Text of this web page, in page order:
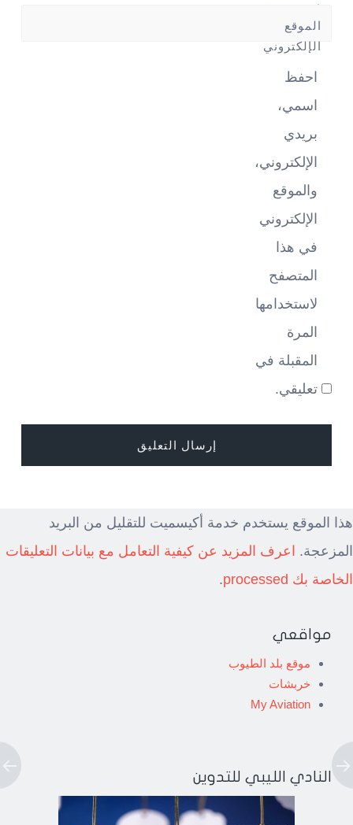
*
الموقع
الإلكتروني
احفظ
اسمي،
بريدي
الإلكتروني،
والموقع
الإلكتروني
في هذا
المتصفح
لاستخدامها
المرة
المقبلة في
تعليقي.
هذا الموقع يستخدم خدمة أكيسميت للتقليل من البريد
المزعجة.
اعرف المزيد عن كيفية التعامل مع بيانات التعليقات
الخاصة بك processed
.
مواقعي
موقع بلد الطيوب
خربشات
My Aviation
النادي الليبي للتدوين